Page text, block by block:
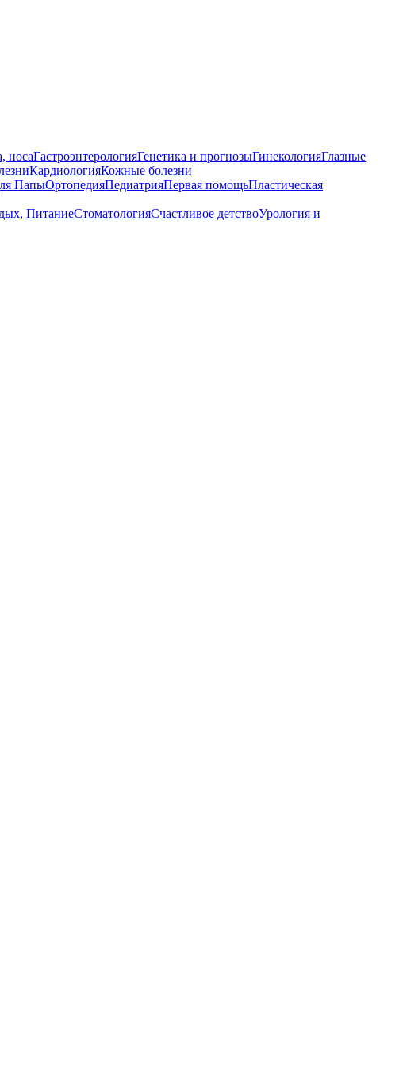
носаГастроэнтерологияГенетика и прогнозыГинекологияГлазные
КардиологияКожные болезни
ПапыОртопедияПедиатрияПервая помощьПластическая
ПитаниеСтоматологияСчастливое детствоУрология и